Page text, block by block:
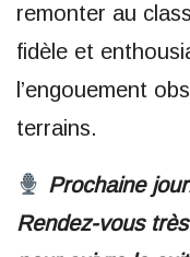
remonter au
fidèle et
l’engouement
terrains.
Prochaine
Rendez-vous